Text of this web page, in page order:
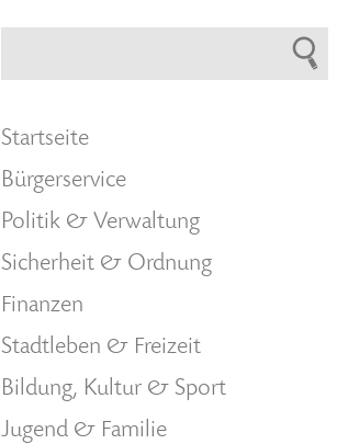
Startseite
Bürgerservice
Politik & Verwaltung
Sicherheit & Ordnung
Finanzen
Stadtleben & Freizeit
Bildung, Kultur & Sport
Jugend & Familie